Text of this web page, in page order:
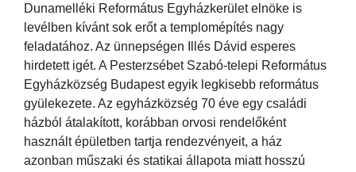
Dunamelléki Református Egyházkerület elnöke is
levélben kívánt sok erőt a templomépítés nagy
feladatához. Az ünnepségen Illés Dávid esperes
hirdetett igét. A Pesterzsébet Szabó-telepi Református
Egyházközség Budapest egyik legkisebb református
gyülekezete. Az egyházközség 70 éve egy családi
házból átalakított, korábban orvosi rendelőként
használt épületben tartja rendezvényeit, a ház
azonban műszaki és statikai állapota miatt hosszú